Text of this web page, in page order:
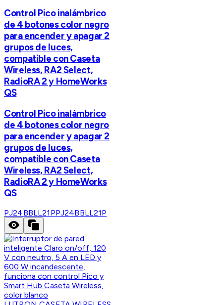
Control Pico inalámbrico
de 4 botones color negro
para encender y apagar 2
grupos de luces,
compatible con Caseta
Wireless, RA2 Select,
RadioRA 2 y HomeWorks
QS
Control Pico inalámbrico
de 4 botones color negro
para encender y apagar 2
grupos de luces,
compatible con Caseta
Wireless, RA2 Select,
RadioRA 2 y HomeWorks
QS
PJ24BBLL21PPJ24BBLL21P